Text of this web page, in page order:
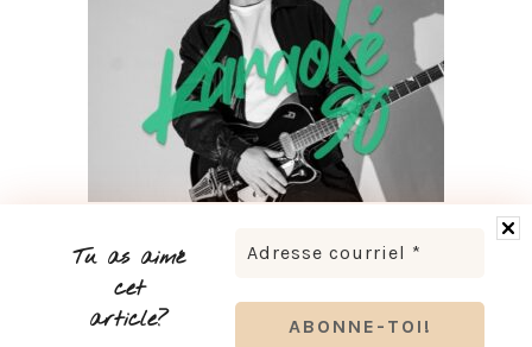
Tu as aimé
cet
article?